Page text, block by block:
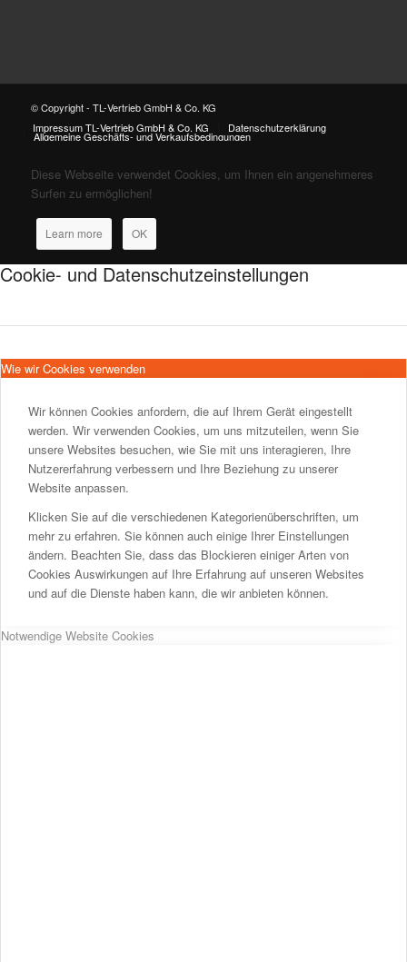
© Copyright - TL-Vertrieb GmbH & Co. KG
Impressum TL-Vertrieb GmbH & Co. KG
Datenschutzerklärung
Allgemeine Geschäfts- und Verkaufsbedingungen
Diese Webseite verwendet Cookies, um Ihnen ein angenehmeres
Surfen zu ermöglichen!
Learn more OK
Cookie- und Datenschutzeinstellungen
Wie wir Cookies verwenden
Wir können Cookies anfordern, die auf Ihrem Gerät eingestellt
werden. Wir verwenden Cookies, um uns mitzuteilen, wenn Sie
unsere Websites besuchen, wie Sie mit uns interagieren, Ihre
Nutzererfahrung verbessern und Ihre Beziehung zu unserer
Website anpassen.
Klicken Sie auf die verschiedenen Kategorienüberschriften, um
mehr zu erfahren. Sie können auch einige Ihrer Einstellungen
ändern. Beachten Sie, dass das Blockieren einiger Arten von
Cookies Auswirkungen auf Ihre Erfahrung auf unseren Websites
und auf die Dienste haben kann, die wir anbieten können.
Notwendige Website Cookies